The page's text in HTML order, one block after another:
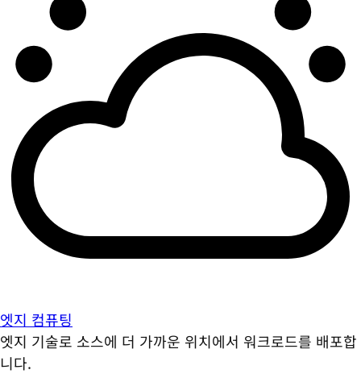
엣지 컴퓨팅
엣지 기술로 소스에 더 가까운 위치에서 워크로드를 배포합
니다.